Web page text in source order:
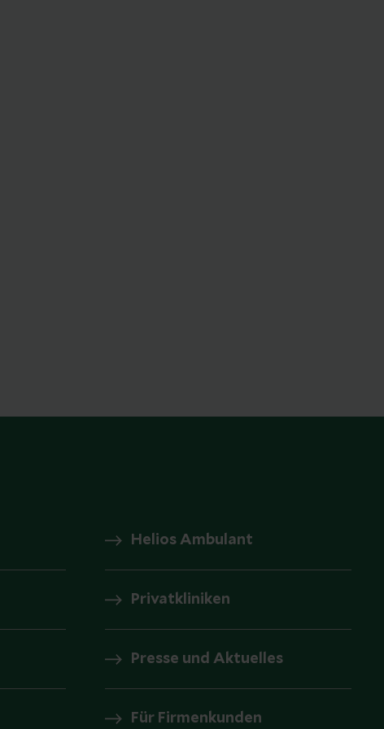
Helios Ambulant
Privatkliniken
Presse und Aktuelles
Für Firmenkunden